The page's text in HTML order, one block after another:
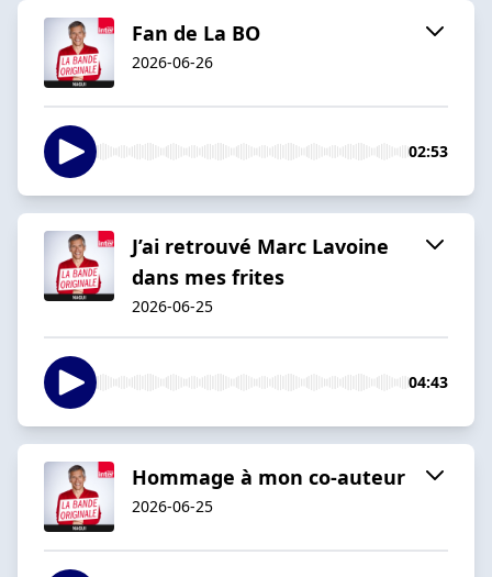
Fan de La BO
2026-06-26
02:53
J’ai retrouvé Marc Lavoine
dans mes frites
2026-06-25
04:43
Hommage à mon co-auteur
2026-06-25